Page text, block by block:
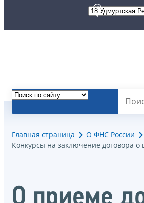
Главная страница О ФНС России
Конкурсы на заключение договора